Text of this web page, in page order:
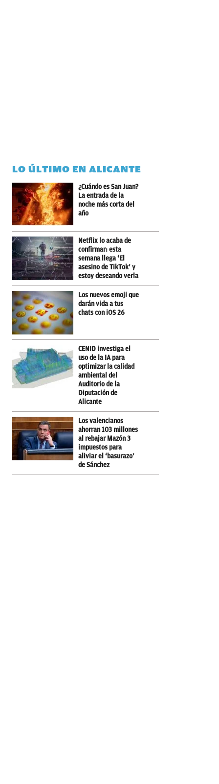
LO ÚLTIMO EN ALICANTE
¿Cuándo es San Juan?
La entrada de la
noche más corta del
año
Netflix lo acaba de
confirmar: esta
semana llega ‘El
asesino de TikTok’ y
estoy deseando verla
Los nuevos emoji que
darán vida a tus
chats con iOS 26
CENID investiga el
uso de la IA para
optimizar la calidad
ambiental del
Auditorio de la
Diputación de
Alicante
Los valencianos
ahorran 103 millones
al rebajar Mazón 3
impuestos para
aliviar el ‘basurazo’
de Sánchez